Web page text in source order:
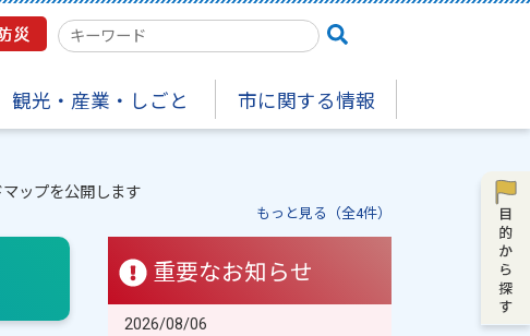
検
ー
ド
観光・産業・しごと 市に関する情報
ップを公開します
もっと見る（全4件）
重要なお知らせ
2026/08/06